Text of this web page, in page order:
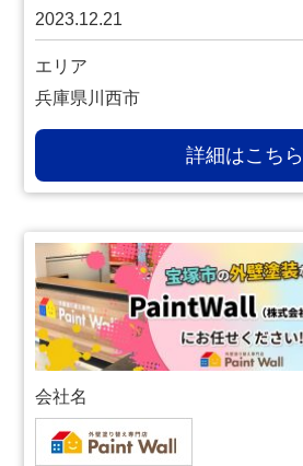
2023.12.21
エリア
兵庫県川西市
詳細はこちら
会社名